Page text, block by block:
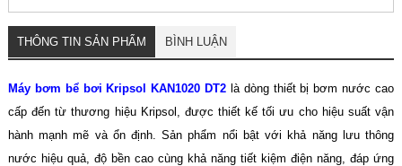
THÔNG TIN SẢN PHẨM BÌNH LUẬN
Máy bơm bể bơi Kripsol KAN1020 DT2 là dòng thiết bị bơm nước cao
cấp đến từ thương hiệu Kripsol, được thiết kế tối ưu cho hiệu suất vận
hành mạnh mẽ và ổn định. Sản phẩm nổi bật với khả năng lưu thông
nước hiệu quả, độ bền cao cùng khả năng tiết kiệm điện năng, đáp ứng